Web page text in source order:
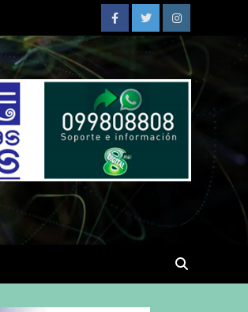
FacebookTwitterInstagram